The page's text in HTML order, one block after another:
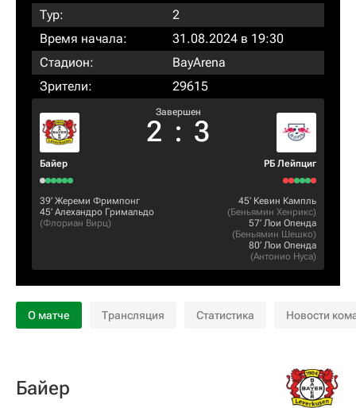
Тур:
2
Время начала:
31.08.2024 в 19:30
Стадион:
BayArena
Зрители:
29615
Байер
Завершен
2 : 3
РБ Лейпциг
39‎’‎ Жереми Фримпонг
45‎’‎ Алехандро Гримальдо
(Флориан Вирц)
45‎’‎ Кевин Кампль
(Беньямин Хенрикс)
57‎’‎ Лои Опенда
(Беньямин Шешко)
80‎’‎ Лои Опенда
(Антонио Нуса)
О матче Трансляция Статистика Новости
Байер